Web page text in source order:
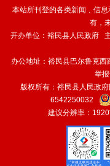
本站所刊登的各类新闻﹑信
有，
开办单位：裕民县人民政府
办公地址：裕民县巴尔鲁克
举
版权所有：裕民县人民政
6542250032
建议分辨率：